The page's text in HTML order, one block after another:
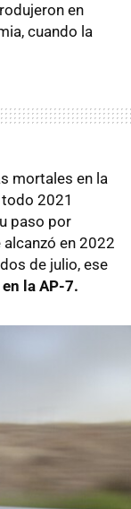
en
cuando la
mortales en la
2021
paso por
en 2022
de julio, ese
la AP-7.